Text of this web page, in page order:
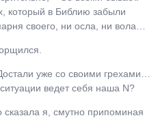
который в Библию забыли
своего, ни осла, ни вола…
уже со своими грехами…
ведет себя наша N?
сказала я, смутно припоминая